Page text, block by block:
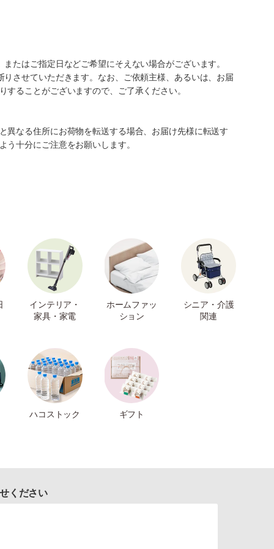
たはご指定日などご希望にそえない場合がございます。
させていただきます。なお、ご依頼主様、あるいは、お届
ることがございますので、ご了承ください。
異なる住所にお荷物を転送する場合、お届け先様に転送す
十分にご注意をお願いします。
インテリア・
家具・家電
ホームファッ
ション
シニア・介護
関連
ハコストック ギフト
ください